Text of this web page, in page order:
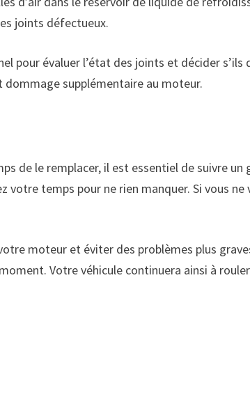
joints défectueux.
pour évaluer l’état des joints et décider
dommage supplémentaire au moteur.
de le remplacer, il est essentiel de suivre
temps pour ne rien manquer. Si vous ne
moteur et éviter des problèmes plus
Votre véhicule continuera ainsi à